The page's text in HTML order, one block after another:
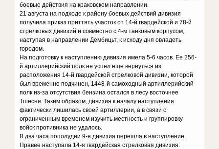
боевые действия на краковском направлении.
21 августа на подходе к району боевых действий дивизия
получила приказ приттять участок от 14-й гвардейской и 78-й
стрелковых дивизий и совместно с 4-м танковым корпусом,
наступая в направлении Дембицьт, к исходу дня овладеть
городом.
На подготовку к наступлению дивизия имела 5-6 часов. Ее 256-
й артиллерийский полк не успел еще вернуться из
расположения 14-й гвардейской стрелковой дивизии, которой
был временно подчинен, 1448-й самоходный артиллерийский
полк из-за отсутствия бензина остался в лесу восточнее
Тшесня. Таким образом, дивизия к началу наступления
фактически лишилась своей артиллерии, а в связи с
ограниченным временем изучить местность и группировку
войск противника не удалось.
В два часа пополудни 9-я дивизия перешла в наступление.
Правее наступала 14-я гвардейская стрелковая дивизия.